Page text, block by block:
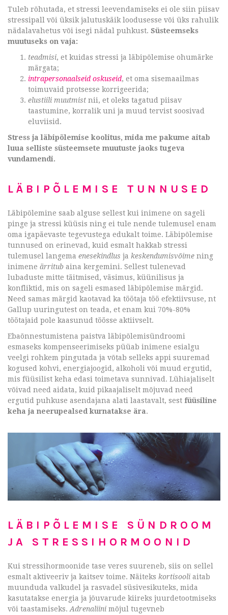
Tuleb rõhutada, et stressi leevendamiseks ei ole siin piisav
stressipall või üksik jalutuskäik loodusesse või üks rahulik
nädalavahetus või isegi nädal puhkust. Süsteemseks
muutuseks on vaja:
teadmisi, et kuidas stressi ja läbipõlemise ohumärke
märgata;
intrapersonaalseid oskuseid, et oma sisemaailmas
toimuvaid protsesse korrigeerida;
elustiili muutmist nii, et oleks tagatud piisav
taastumine, korralik uni ja muud tervist soosivad
eluviisid.
Stress ja läbipõlemise koolitus, mida me pakume aitab
luua selliste süsteemsete muutuste jaoks tugeva
vundamendi.
LÄBIPÕLEMISE TUNNUSED
Läbipõlemine saab alguse sellest kui inimene on sageli
pinge ja stressi küüsis ning ei tule nende tulemusel enam
oma igapäevaste tegevustega edukalt toime. Läbipõlemise
tunnused on erinevad, kuid esmalt hakkab stressi
tulemusel langema enesekindlus ja keskendumisvõime ning
inimene ärritub aina kergemini. Sellest tulenevad
lubaduste mitte täitmised, väsimus, küünilisus ja
konfliktid, mis on sageli esmased läbipõlemise märgid.
Need samas märgid kaotavad ka töötaja töö efektiivsuse, nt
Gallup uuringutest on teada, et enam kui 70%-80%
töötajaid pole kaasunud töösse aktiivselt.
Ebaõnnestumistena paistva läbipõlemisündroomi
esmaseks kompenseerimiseks püüab inimene esialgu
veelgi rohkem pingutada ja võtab selleks appi suuremad
kogused kohvi, energiajoogid, alkoholi või muud ergutid,
mis füüsilist keha edasi toimetava sunnivad. Lühiajaliselt
võivad need aidata, kuid pikaajaliselt mõjuvad need
ergutid puhkuse asendajana alati laastavalt, sest füüsiline
keha ja neerupealsed kurnatakse ära.
LÄBIPÕLEMISE SÜNDROOM
JA STRESSIHORMOONID
Kui stressihormoonide tase veres suureneb, siis on sellel
esmalt aktiveeriv ja kaitsev toime. Näiteks kortisooli aitab
muunduda valkudel ja rasvadel süsivesikuteks, mida
kasutatakse energia ja jõuvarude kiireks juurdetootmiseks
või taastamiseks.Adrenaliini mõjul tugevneb